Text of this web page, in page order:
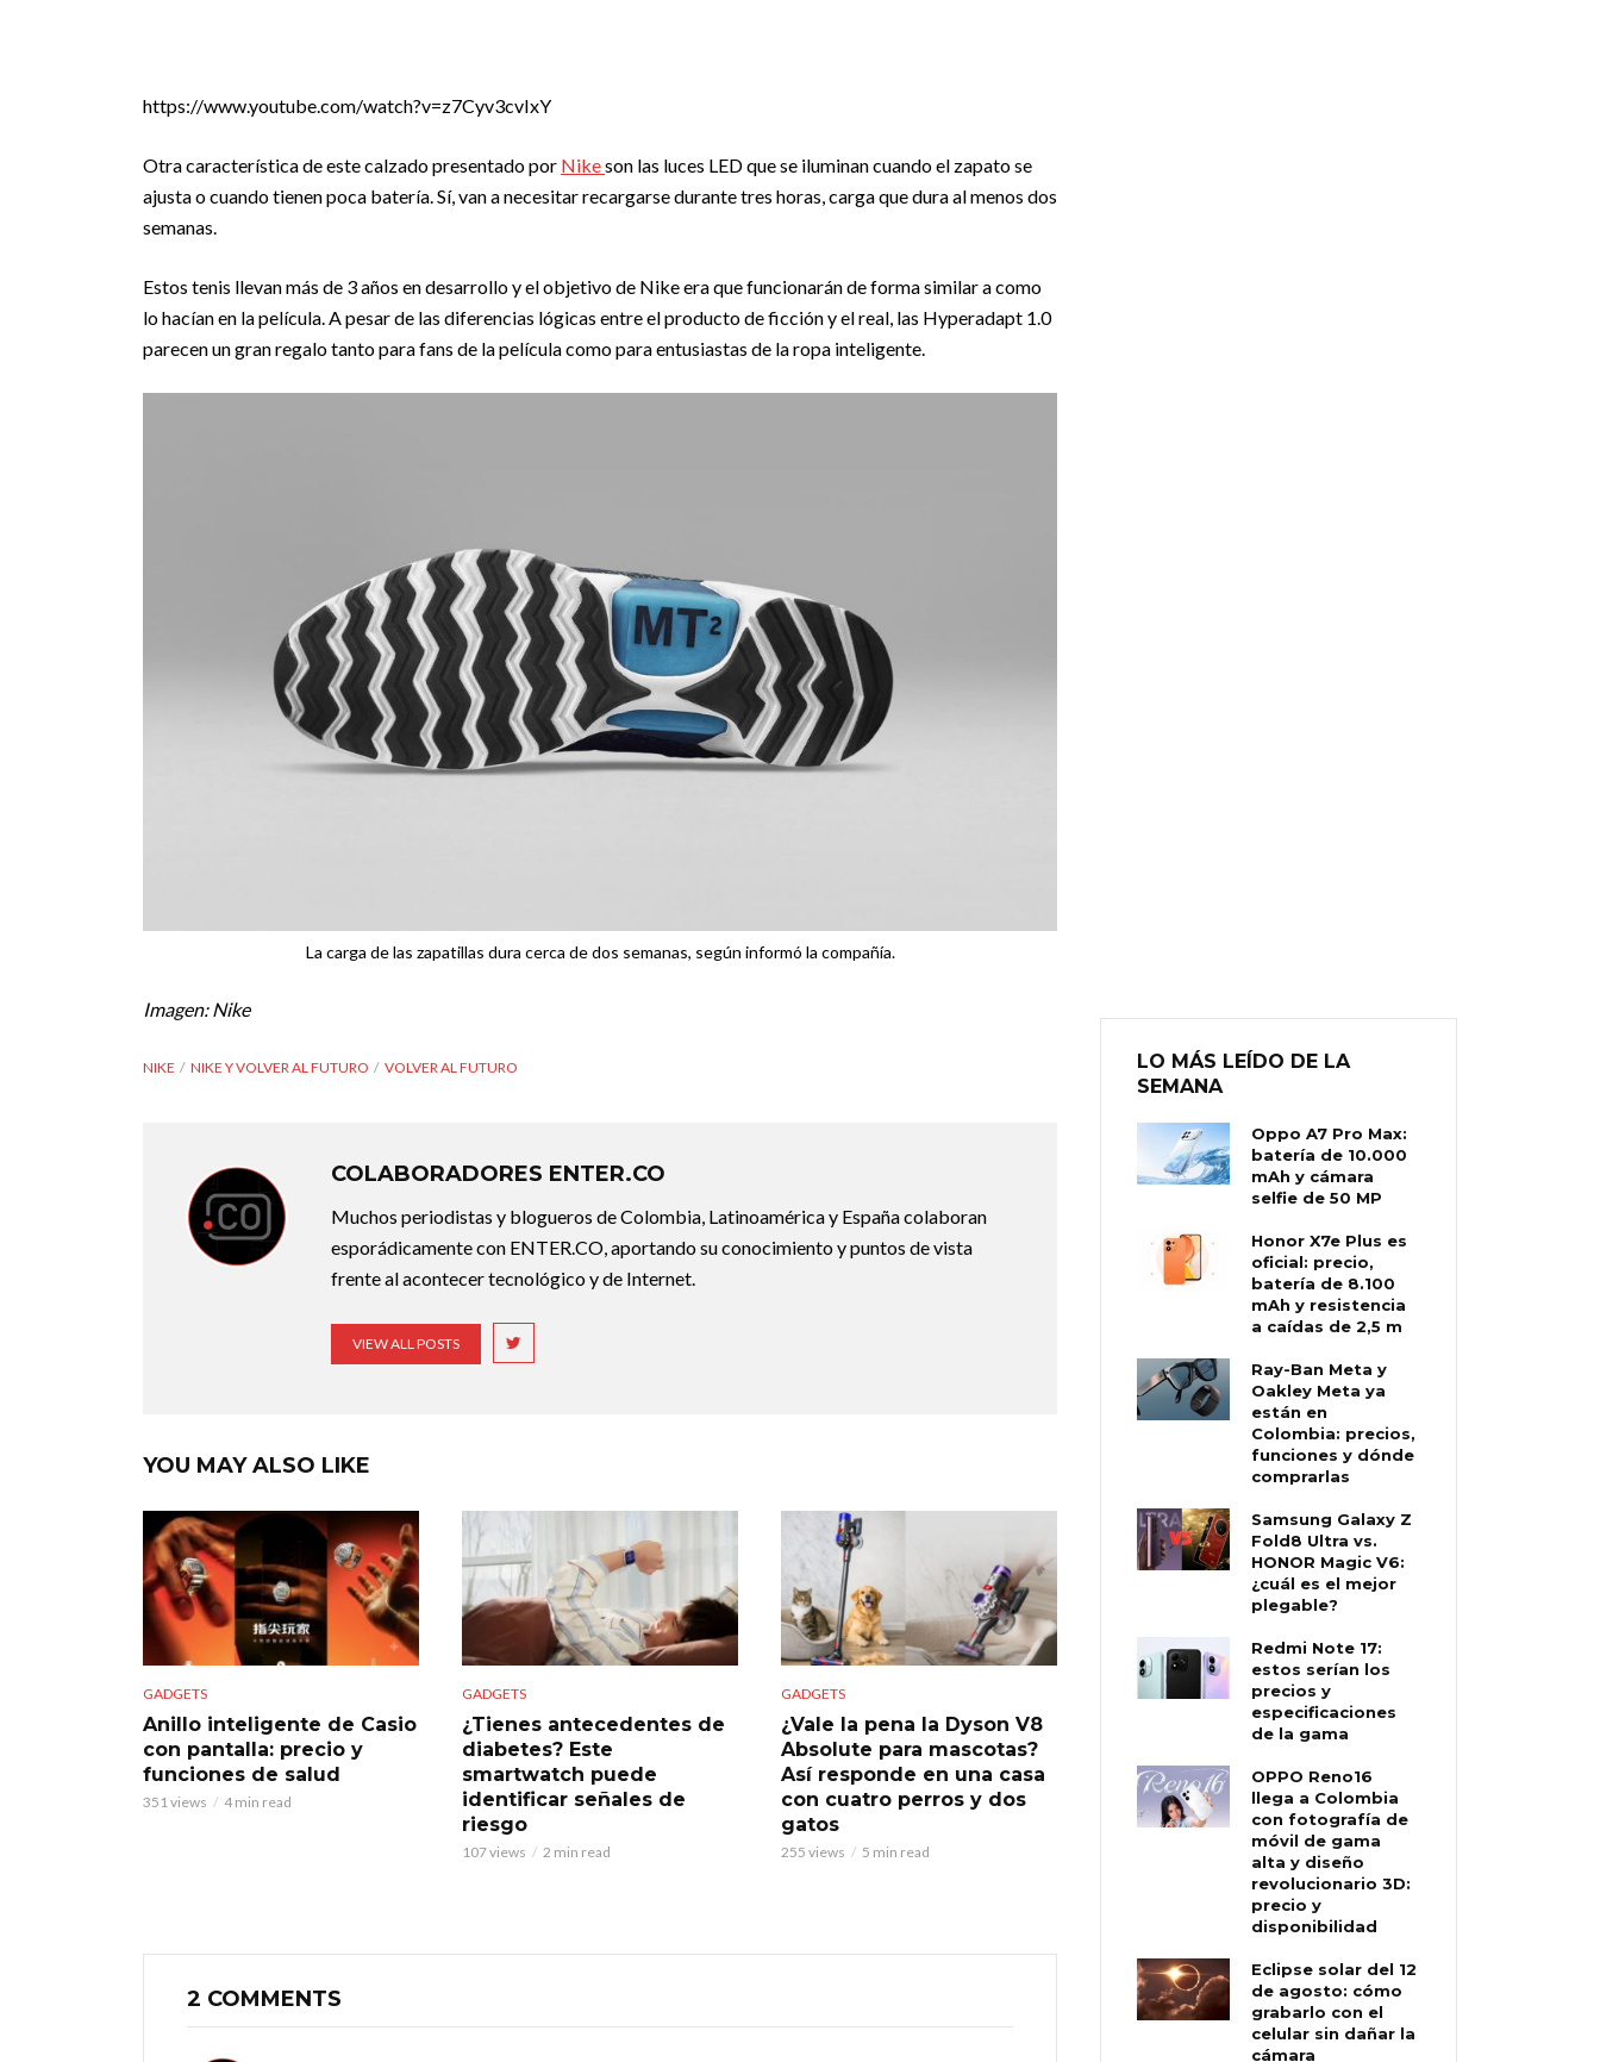
https://www.youtube.com/watch?v=z7Cyv3cvIxY
Otra característica de este calzado presentado por Nikeson las luces LED que se iluminan cuando el zapato se
ajusta o cuando tienen poca batería. Sí, van a necesitar recargarse durante tres horas, carga que dura al menos dos
semanas.
Estos tenis llevan más de 3 años en desarrollo y el objetivo de Nike era que funcionarán de forma similar a como
lo hacían en la película. A pesar de las diferencias lógicas entre el producto de ficción y el real, las Hyperadapt 1.0
parecen un gran regalo tanto para fans de la película como para entusiastas de la ropa inteligente.
La carga de las zapatillas dura cerca de dos semanas, según informó la compañía.
Imagen: Nike
NIKE NIKE Y VOLVER AL FUTURO VOLVER AL FUTURO
COLABORADORES ENTER.CO
Muchos periodistas y blogueros de Colombia, Latinoamérica y España colaboran
esporádicamente con ENTER.CO, aportando su conocimiento y puntos de vista
frente al acontecer tecnológico y de Internet.
VIEW ALL POSTS
YOU MAY ALSO LIKE
GADGETS
Anillo inteligente de Casio
con pantalla: precio y
funciones de salud
351 views 4 min read
GADGETS
¿Tienes antecedentes de
diabetes? Este
smartwatch puede
identificar señales de
riesgo
107 views 2 min read
GADGETS
¿Vale la pena la Dyson V8
Absolute para mascotas?
Así responde en una casa
con cuatro perros y dos
gatos
255 views 5 min read
2 COMMENTS
LO MÁS LEÍDO DE LA
SEMANA
Oppo A7 Pro Max:
batería de 10.000
mAh y cámara
selfie de 50 MP
Honor X7e Plus es
oficial: precio,
batería de 8.100
mAh y resistencia
a caídas de 2,5 m
Ray-Ban Meta y
Oakley Meta ya
están en
Colombia: precios,
funciones y dónde
comprarlas
Samsung Galaxy Z
Fold8 Ultra vs.
HONOR Magic V6:
¿cuál es el mejor
plegable?
Redmi Note 17:
estos serían los
precios y
especificaciones
de la gama
OPPO Reno16
llega a Colombia
con fotografía de
móvil de gama
alta y diseño
revolucionario 3D:
precio y
disponibilidad
Eclipse solar del 12
de agosto: cómo
grabarlo con el
celular sin dañar la
cámara